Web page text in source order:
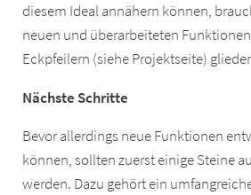
diesem Ideal annähern können,
neuen und überarbeiteten
Eckpfeilern (siehe Projektseite)
Nächste Schritte
Bevor allerdings neue Funktionen
können, sollten zuerst einige Steine
werden. Dazu gehört ein